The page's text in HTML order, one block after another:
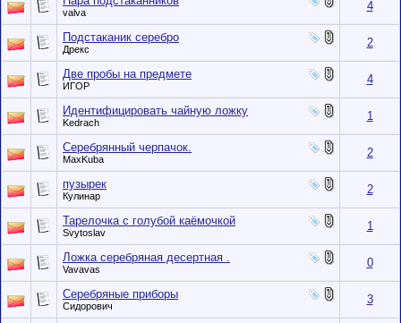
valva 4
Подстаканик серебро
Дрекс 2
Две пробы на предмете
ИГOР 4
Идентифицировать чайную ложку
Kedrach 1
Серебрянный черпачок.
MaxKuba 2
пузырек
Кулинар 2
Тарелочка с голубой каёмочкой
Svytoslav 1
Ложка серебряная десертная .
Vavavas 0
Серебряные приборы
Сидорович 3